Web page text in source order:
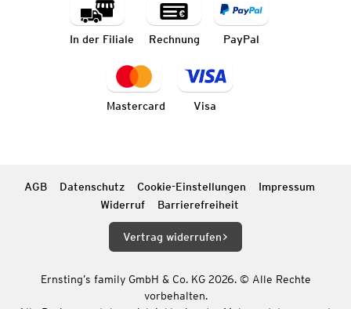
In der Filiale Rechnung PayPal
Mastercard Visa
AGB Datenschutz Cookie-Einstellungen
Impressum
Widerruf
Barrierefreiheit
Vertrag widerrufen
Ernsting’s family GmbH & Co. KG 2026. © Alle Rechte
vorbehalten.